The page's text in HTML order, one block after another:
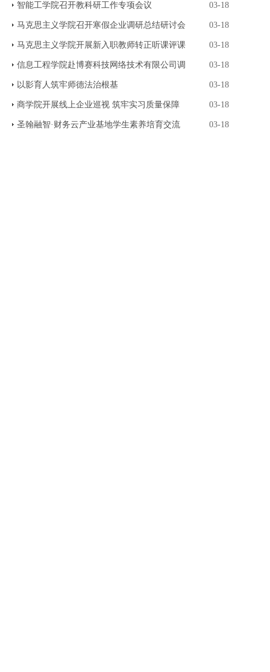
智能工学院召开教科研工作专项会议 03-18
马克思主义学院召开寒假企业调研总结研讨会 03-18
马克思主义学院开展新入职教师转正听课评课 03-18
信息工程学院赴博赛科技网络技术有限公司调 03-18
以影育人筑牢师德法治根基 03-18
商学院开展线上企业巡视 筑牢实习质量保障 03-18
圣翰融智·财务云产业基地学生素养培育交流 03-18